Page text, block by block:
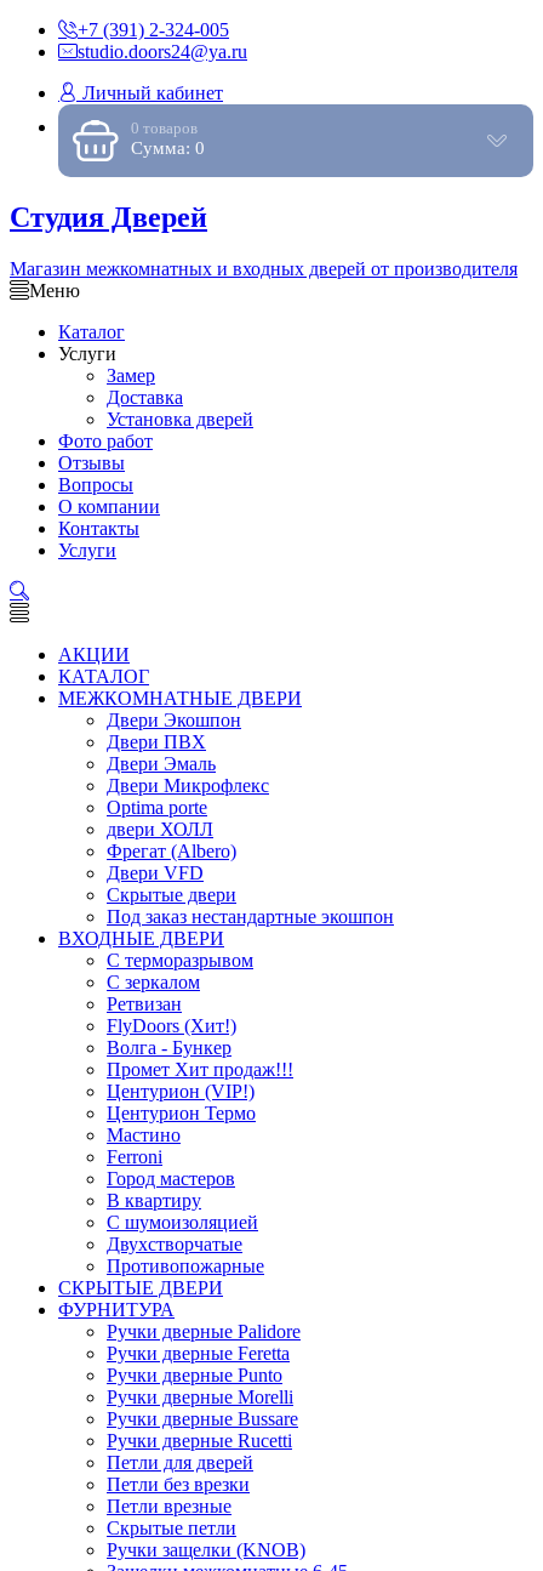
+7 (391) 2-324-005
studio.doors24@ya.ru
Личный кабинет
0 товаров
Сумма: 0
Студия Дверей
Магазин межкомнатных и входных дверей от производителя
Меню
Каталог
Услуги
Замер
Доставка
Установка дверей
Фото работ
Отзывы
Вопросы
О компании
Контакты
Услуги
АКЦИИ
КАТАЛОГ
МЕЖКОМНАТНЫЕ ДВЕРИ
Двери Экошпон
Двери ПВХ
Двери Эмаль
Двери Микрофлекс
Optima porte
двери ХОЛЛ
Фрегат (Albero)
Двери VFD
Скрытые двери
Под заказ нестандартные экошпон
ВХОДНЫЕ ДВЕРИ
С терморазрывом
С зеркалом
Ретвизан
FlyDoors (Хит!)
Волга - Бункер
Промет Хит продаж!!!
Центурион (VIP!)
Центурион Термо
Мастино
Ferroni
Город мастеров
В квартиру
С шумоизоляцией
Двухстворчатые
Противопожарные
СКРЫТЫЕ ДВЕРИ
ФУРНИТУРА
Ручки дверные Palidore
Ручки дверные Feretta
Ручки дверные Punto
Ручки дверные Morelli
Ручки дверные Bussare
Ручки дверные Rucetti
Петли для дверей
Петли без врезки
Петли врезные
Скрытые петли
Ручки защелки (KNOB)